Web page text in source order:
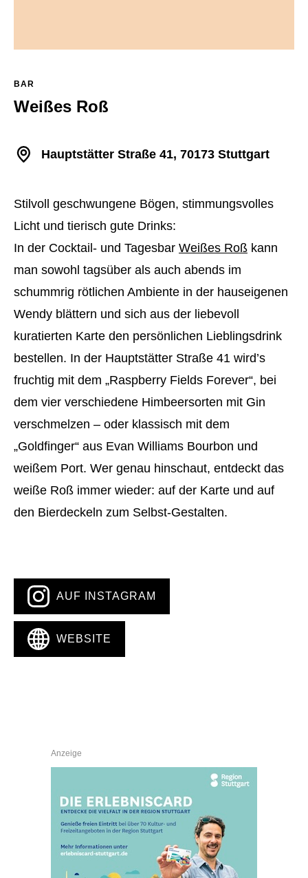
BAR
Weißes Roß
Hauptstätter Straße 41, 70173 Stuttgart
Stilvoll geschwungene Bögen, stimmungsvolles
Licht und tierisch gute Drinks:
In der Cocktail- und Tagesbar Weißes Roß kann
man sowohl tagsüber als auch abends im
schummrig rötlichen Ambiente in der hauseigenen
Wendy blättern und sich aus der liebevoll
kuratierten Karte den persönlichen Lieblingsdrink
bestellen. In der Hauptstätter Straße 41 wird’s
fruchtig mit dem „Raspberry Fields Forever“, bei
dem vier verschiedene Himbeersorten mit Gin
verschmelzen – oder klassisch mit dem
„Goldfinger“ aus Evan Williams Bourbon und
weißem Port. Wer genau hinschaut, entdeckt das
weiße Roß immer wieder: auf der Karte und auf
den Bierdeckeln zum Selbst-Gestalten.
AUF INSTAGRAM
WEBSITE
Anzeige